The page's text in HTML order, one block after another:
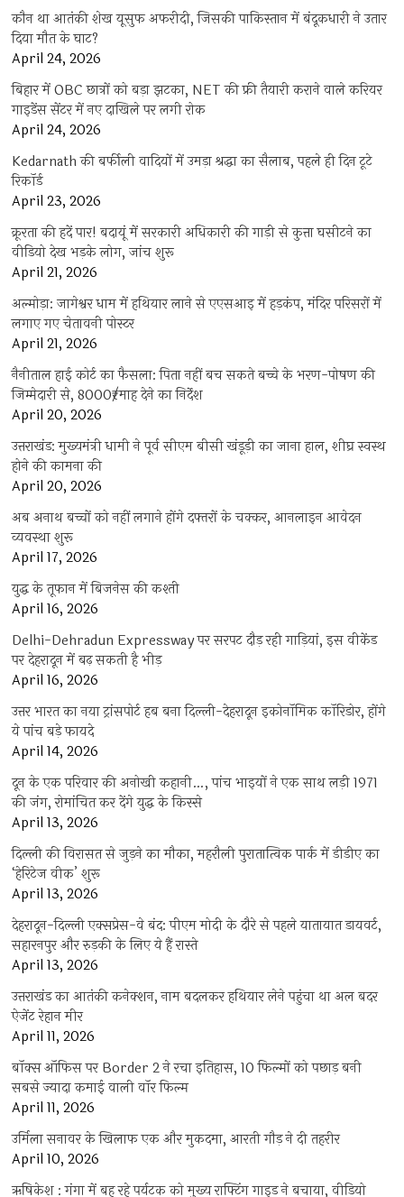
कौन था आतंकी शेख यूसुफ अफरीदी, जिसकी पाकिस्तान में बंदूकधारी ने उतार
दिया मौत के घाट?
April 24, 2026
बिहार में OBC छात्रों को बड़ा झटका, NET की फ्री तैयारी कराने वाले करियर
गाइडेंस सेंटर में नए दाखिले पर लगी रोक
April 24, 2026
Kedarnath की बर्फीली वादियों में उमड़ा श्रद्धा का सैलाब, पहले ही दिन टूटे
रिकॉर्ड
April 23, 2026
क्रूरता की हदें पार! बदायूं में सरकारी अधिकारी की गाड़ी से कुत्ता घसीटने का
वीडियो देख भड़के लोग, जांच शुरू
April 21, 2026
अल्मोड़ा: जागेश्वर धाम में हथियार लाने से एएसआइ में हड़कंप, मंदिर परिसरों में
लगाए गए चेतावनी पोस्टर
April 21, 2026
नैनीताल हाई कोर्ट का फैसला: पिता नहीं बच सकते बच्चे के भरण-पोषण की
जिम्मेदारी से, 8000₹/माह देने का निर्देश
April 20, 2026
उत्तराखंड: मुख्यमंत्री धामी ने पूर्व सीएम बीसी खंडूड़ी का जाना हाल, शीघ्र स्वस्थ
होने की कामना की
April 20, 2026
अब अनाथ बच्चों को नहीं लगाने होंगे दफ्तरों के चक्कर, आनलाइन आवेदन
व्यवस्था शुरू
April 17, 2026
युद्ध के तूफान में बिजनेस की कश्ती
April 16, 2026
Delhi-Dehradun Expressway पर सरपट दौड़ रही गाड़ियां, इस वीकेंड
पर देहरादून में बढ़ सकती है भीड़
April 16, 2026
उत्तर भारत का नया ट्रांसपोर्ट हब बना दिल्ली-देहरादून इकोनॉमिक कॉरिडोर, होंगे
ये पांच बड़े फायदे
April 14, 2026
दून के एक परिवार की अनोखी कहानी…, पांच भाइयों ने एक साथ लड़ी 1971
की जंग, रोमांचित कर देंगे युद्ध के किस्से
April 13, 2026
दिल्ली की विरासत से जुड़ने का मौका, महरौली पुरातात्विक पार्क में डीडीए का
‘हेरिटेज वीक’ शुरू
April 13, 2026
देहरादून-दिल्ली एक्सप्रेस-वे बंद: पीएम मोदी के दौरे से पहले यातायात डायवर्ट,
सहारनपुर और रुड़की के लिए ये हैं रास्ते
April 13, 2026
उत्तराखंड का आतंकी कनेक्शन, नाम बदलकर हथियार लेने पहुंचा था अल बदर
ऐजेंट रेहान मीर
April 11, 2026
बॉक्स ऑफिस पर Border 2 ने रचा इतिहास, 10 फिल्मों को पछाड़ बनी
सबसे ज्यादा कमाई वाली वॉर फिल्म
April 11, 2026
उर्मिला सनावर के खिलाफ एक और मुकदमा, आरती गौड़ ने दी तहरीर
April 10, 2026
ऋषिकेश : गंगा में बह रहे पर्यटक को मुख्य राफ्टिंग गाइड ने बचाया, वीडियो